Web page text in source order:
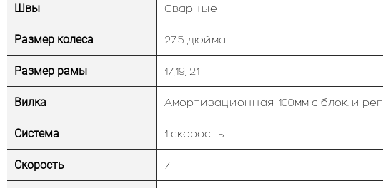
Швы Сварные
Размер колеса 27.5 дюйма
Размер рамы 17,19, 21
Вилка Амортизационная 100мм с блок. и рег.
Система 1 скорость
Скорость 7